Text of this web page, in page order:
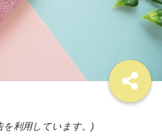
利用しています。)